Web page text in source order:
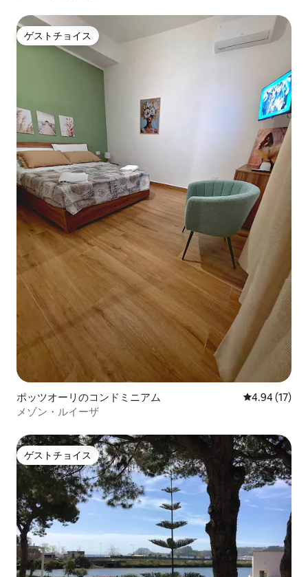
ゲストチョイス
ゲストチョイス
ポッツオーリのコンドミニアム レビュー17
4.94 (17)
メゾン・ルイーザ
ゲストチョイス
ゲストチョイス